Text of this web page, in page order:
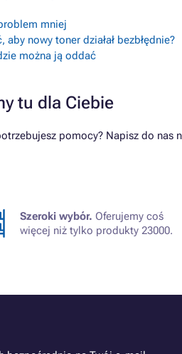
mniej
nowy toner działał bezbłędnie?
można ją oddać
tu dla Ciebie
pomocy? Napisz do
Szeroki wybór. Oferujemy coś
więcej niż tylko produkty 23000.